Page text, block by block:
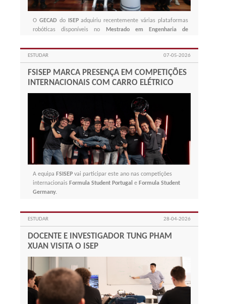
O GECADdo ISEPadquiriu recentemente várias plataformas
robóticas disponíveis no
Mestrado em Engenharia de
ESTUDAR 07-05-2026
FSISEP MARCA PRESENÇA EM COMPETIÇÕES
INTERNACIONAIS COM CARRO ELÉTRICO
A equipa FSISEP vai participar este ano nas competições
internacionais Formula Student Portugal e Formula Student
Germany.
ESTUDAR 28-04-2026
DOCENTE E INVESTIGADOR TUNG PHAM
XUAN VISITA O ISEP